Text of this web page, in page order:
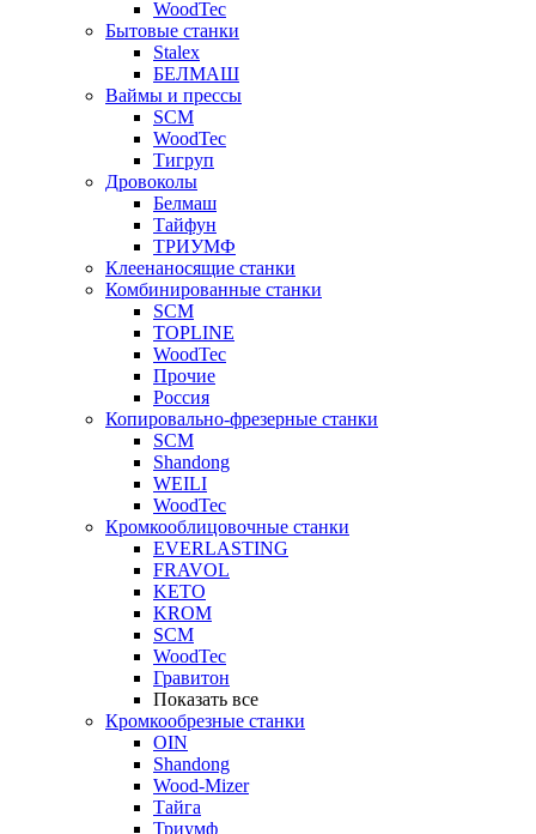
WoodTec
Бытовые станки
Stalex
БЕЛМАШ
Ваймы и прессы
SCM
WoodTec
Тигруп
Дровоколы
Белмаш
Тайфун
ТРИУМФ
Клеенаносящие станки
Комбинированные станки
SCM
TOPLINE
WoodTec
Прочие
Россия
Копировально-фрезерные станки
SCM
Shandong
WEILI
WoodTec
Кромкооблицовочные станки
EVERLASTING
FRAVOL
KETO
KROM
SCM
WoodTec
Гравитон
Показать все
Кромкообрезные станки
OIN
Shandong
Wood-Mizer
Тайга
Триумф